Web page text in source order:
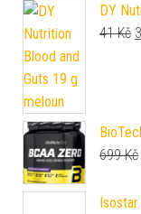
DY
41Kč
699Kč